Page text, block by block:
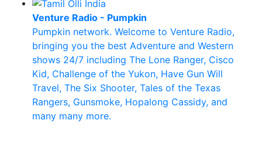
Venture Radio - Pumpkin
Pumpkin network. Welcome to Venture Radio,
bringing you the best Adventure and Western
shows 24/7 including The Lone Ranger, Cisco
Kid, Challenge of the Yukon, Have Gun Will
Travel, The Six Shooter, Tales of the Texas
Rangers, Gunsmoke, Hopalong Cassidy, and
many many more.